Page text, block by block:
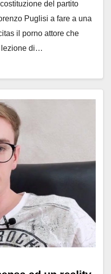
del partito
Puglisi a fare a una
il porno attore che
lezione di…